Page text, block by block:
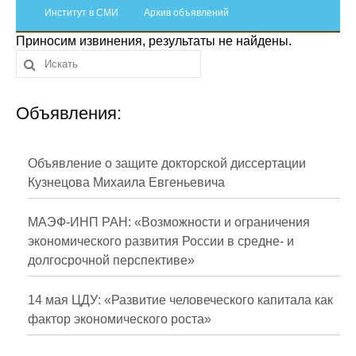
Отчетность
Противодействие коррупции
Материалы для СМИ
Публикации
Научная жизнь
Проблемы прогнозирования
О журнале
Номера журналов
Институт в СМИ Архив объявлений
Приносим извинения, результаты не найдены.
Объявления:
Объявление о защите докторской диссертации
Кузнецова Михаила Евгеньевича
МАЭФ-ИНП РАН: «Возможности и ограничения
экономического развития России в средне- и
долгосрочной перспективе»
14 мая ЦДУ: «Развитие человеческого капитала как
фактор экономического роста»